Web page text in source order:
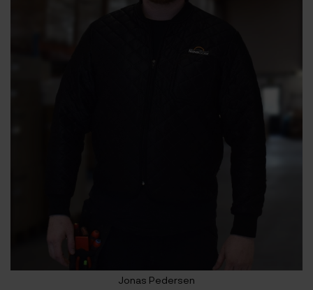
Jonas Pedersen